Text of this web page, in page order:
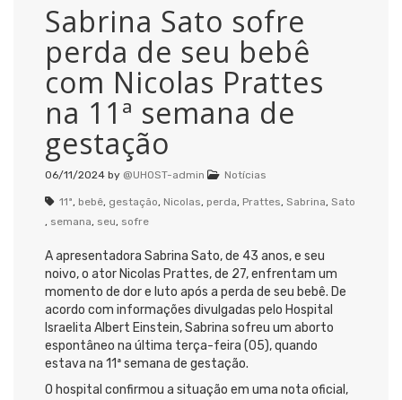
Sabrina Sato sofre
perda de seu bebê
com Nicolas Prattes
na 11ª semana de
gestação
06/11/2024 by @UHOST-admin Notícias
11ª, bebê, gestação, Nicolas, perda, Prattes, Sabrina, Sato
, semana, seu, sofre
A apresentadora Sabrina Sato, de 43 anos, e seu
noivo, o ator Nicolas Prattes, de 27, enfrentam um
momento de dor e luto após a perda de seu bebê. De
acordo com informações divulgadas pelo Hospital
Israelita Albert Einstein, Sabrina sofreu um aborto
espontâneo na última terça-feira (05), quando
estava na 11ª semana de gestação.
O hospital confirmou a situação em uma nota oficial,